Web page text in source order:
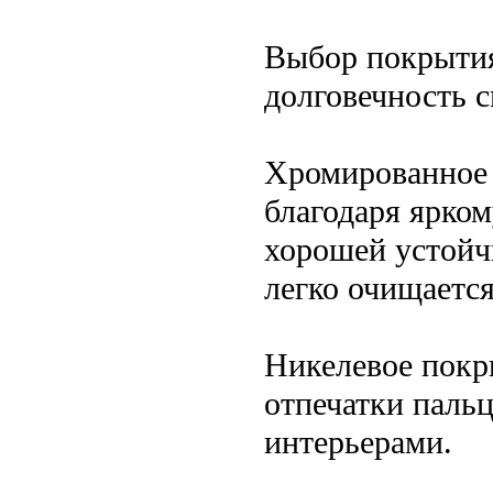
Выбор
долговечность
благодаря
хорошей
легко
Никелевое
отпечатки
интерьерами.